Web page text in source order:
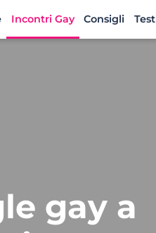
Incontri Gay Consigli
gay a